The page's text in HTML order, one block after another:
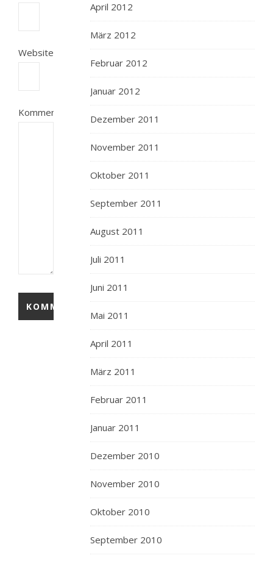
Website
Kommentar
April 2012
März 2012
Februar 2012
Januar 2012
Dezember 2011
November 2011
Oktober 2011
September 2011
August 2011
Juli 2011
Juni 2011
Mai 2011
April 2011
März 2011
Februar 2011
Januar 2011
Dezember 2010
November 2010
Oktober 2010
September 2010